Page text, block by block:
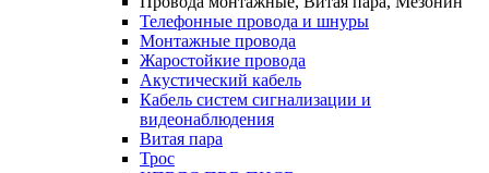
Телефонные провода и шнуры
Монтажные провода
Жаростойкие провода
Акустический кабель
Кабель систем сигнализации и
видеонаблюдения
Витая пара
Трос